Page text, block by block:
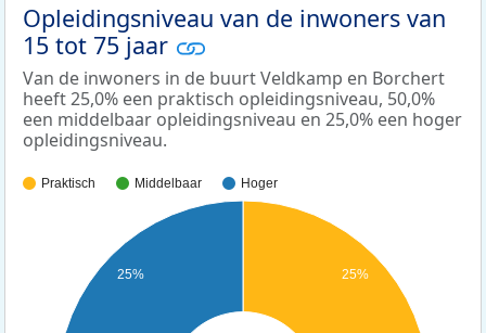
Opleidingsniveau van de inwoners van
15 tot 75 jaar
Van de inwoners in de buurt Veldkamp en Borchert
heeft 25,0% een praktisch opleidingsniveau, 50,0%
een middelbaar opleidingsniveau en 25,0% een hoger
opleidingsniveau.
Praktisch Middelbaar Hoger
25%
25%